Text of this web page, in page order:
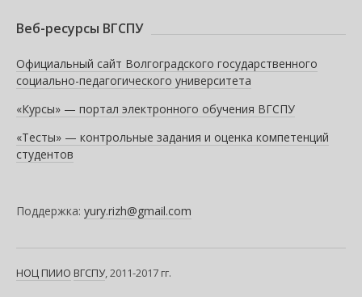
Веб-ресурсы ВГСПУ
Официальный сайт Волгоградского государственного
социально-педагогического университета
«Курсы» — портал электронного обучения ВГСПУ
«Тесты» — контрольные задания и оценка компетенций
студентов
Поддержка: yury.rizh@gmail.com
НОЦ ПИИО ВГСПУ, 2011-2017 гг.